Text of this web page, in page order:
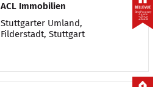
ACL Immobilien
Stuttgarter Umland,
Filderstadt, Stuttgart
2026
Best Property
Agents